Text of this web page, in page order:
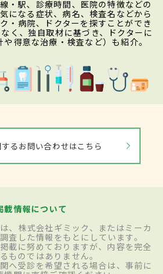
・駅、診療時間、医院の特徴などの
になる症状、病名、検査名などから
・病院、ドクターを探すことができ
く、独自取材に基づき、ドクターに
得意な治療・検査など）も紹介。
るお問い合わせはこちら
載情報について
、株式会社ギミック、またはミーカ
査した情報をもとにしています。
載に努めておりますが、内容を完全
ものではありません。
へ受診を希望される場合は、事前に